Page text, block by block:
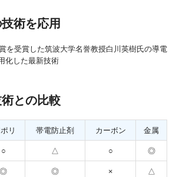
術を応用
を受賞した筑波大学名誉教授白川英樹氏の導電
化した最新技術
との比較
リ 帯電防止剤 カーボン
金属
○ △ ○
◎
◎ ◎ ×
△